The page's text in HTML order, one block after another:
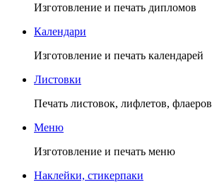
Изготовление и печать дипломов
Календари
Изготовление и печать календарей
Листовки
Печать листовок, лифлетов, флаеров
Меню
Изготовление и печать меню
Наклейки, стикерпаки